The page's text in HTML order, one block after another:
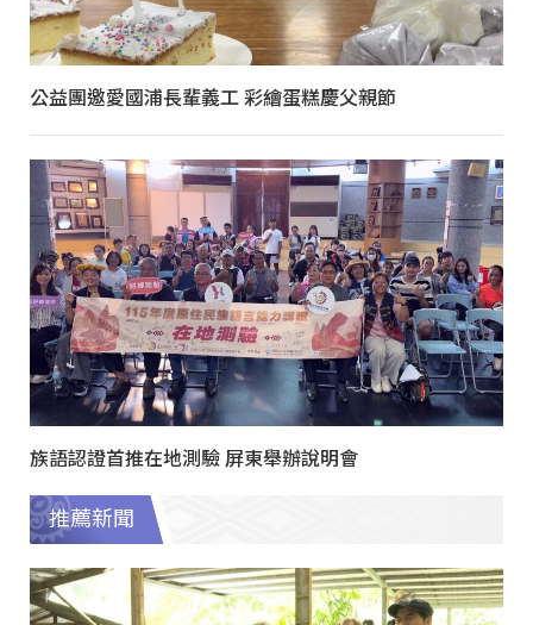
公益團邀愛國浦長輩義工 彩繪蛋糕慶父親節
族語認證首推在地測驗 屏東舉辦說明會
推薦新聞